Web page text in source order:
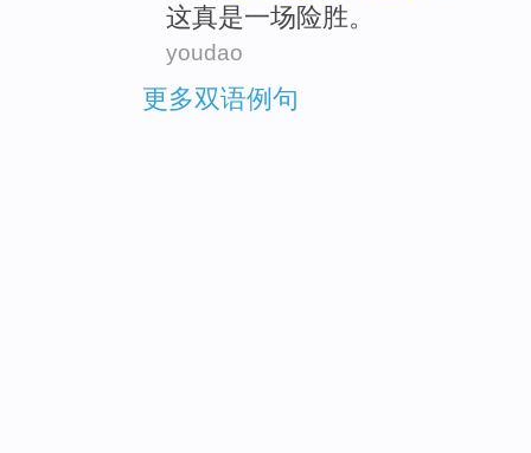
这真是一场险胜。
youdao
更多双语例句